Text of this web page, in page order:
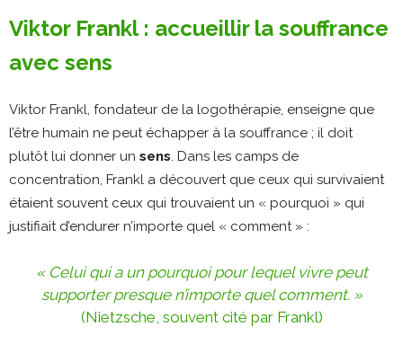
Viktor Frankl : accueillir la souffrance
avec sens
Viktor Frankl, fondateur de la logothérapie, enseigne que
l’être humain ne peut échapper à la souffrance ; il doit
plutôt lui donner un sens​. Dans les camps de
concentration, Frankl a découvert que ceux qui survivaient
étaient souvent ceux qui trouvaient un « pourquoi » qui
justifiait d’endurer n’importe quel « comment » :
« Celui qui a un pourquoi pour lequel vivre peut
supporter presque n’importe quel comment. »
(Nietzsche, souvent cité par Frankl)